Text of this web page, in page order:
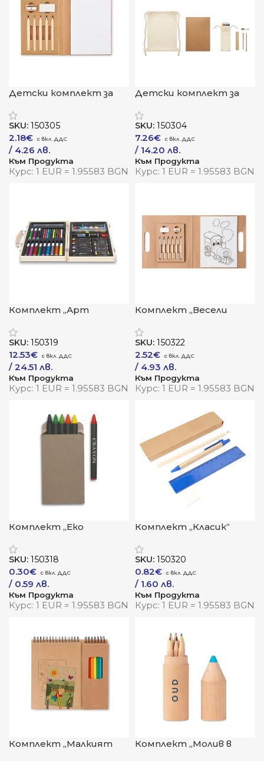
Детски комплект за
SKU: 150305
2.18€
/ 4.26 лв.
Към Продукта
Курс: 1 EUR = 1.95583 BGN
Детски комплект за
„Color Kids“
SKU: 150304
7.26€
/ 14.20 лв.
Към Продукта
Курс: 1 EUR = 1.95583 BGN
Комплект „Арт
SKU: 150319
12.53€
/ 24.51 лв.
Към Продукта
Курс: 1 EUR = 1.95583 BGN
Комплект „Весели
SKU: 150322
2.52€
/ 4.93 лв.
Към Продукта
Курс: 1 EUR = 1.95583 BGN
Комплект „Еко
SKU: 150318
0.30€
/ 0.59 лв.
Към Продукта
Курс: 1 EUR = 1.95583 BGN
Комплект „Класик“
SKU: 150320
0.82€
/ 1.60 лв.
Към Продукта
Курс: 1 EUR = 1.95583 BGN
Комплект „Малкият
Комплект „Молив в